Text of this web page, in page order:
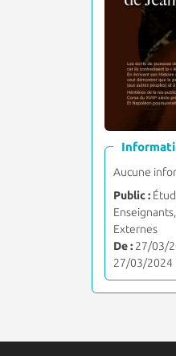
Aucune
Public :
Externes
De : 27/03/
27/03/2024